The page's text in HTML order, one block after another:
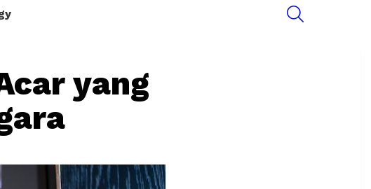
yang